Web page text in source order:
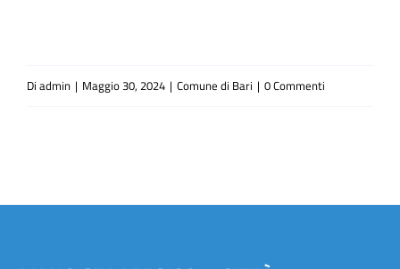
Di admin | Maggio 30, 2024 | Comune di Bari | 0 Commenti